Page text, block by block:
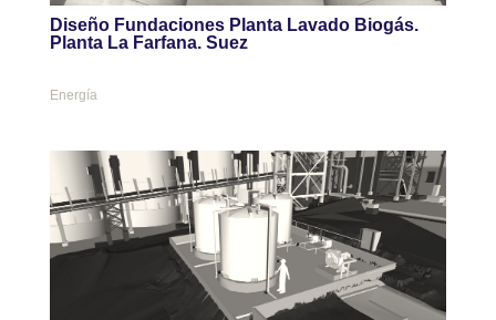
Diseño Fundaciones Planta Lavado Biogás.
Planta La Farfana. Suez
Energía